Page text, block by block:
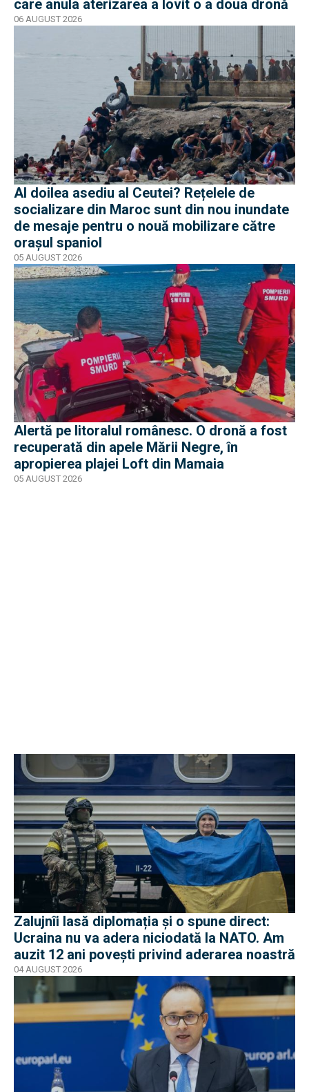
care anula aterizarea a lovit o a doua dronă
06 AUGUST 2026
Al doilea asediu al Ceutei? Rețelele de
socializare din Maroc sunt din nou inundate
de mesaje pentru o nouă mobilizare către
orașul spaniol
05 AUGUST 2026
Alertă pe litoralul românesc. O dronă a fost
recuperată din apele Mării Negre, în
apropierea plajei Loft din Mamaia
05 AUGUST 2026
Zalujnîi lasă diplomația și o spune direct:
Ucraina nu va adera niciodată la NATO. Am
auzit 12 ani povești privind aderarea noastră
04 AUGUST 2026